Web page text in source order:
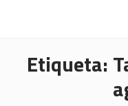
Etiqueta: